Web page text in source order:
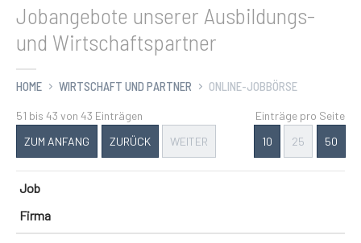
Jobangebote unserer Ausbildungs-
und Wirtschaftspartner
HOME WIRTSCHAFT UND PARTNER ONLINE-JOBBÖRSE
51 bis 43 von 43 Einträgen
ZUM ANFANG
ZURÜCK WEITER
Einträge pro Seite
10
25 50
Job
Firma